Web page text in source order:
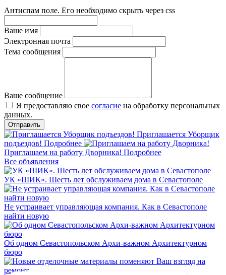
Антиспам поле. Его необходимо скрыть через css
Ваше имя
Электронная почта
Тема сообщения
Ваше сообщение
Я предоставляю свое согласие на обработку персональных
данных.
Приглашается Уборщик
подъездов! Подробнее
Приглашаем на работу Дворника! Подробнее
Все объявления
УК «ШИК». Шесть лет обслуживаем дома в Севастополе
Не устраивает управляющая компания. Как в Севастополе
найти новую
Об одном Севастопольском Архи-важном Архитектурном
бюро